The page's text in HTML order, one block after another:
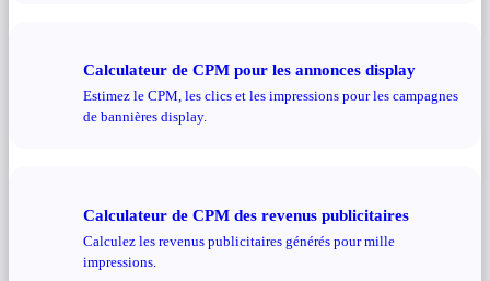
Calculateur de CPM pour les annonces display
Estimez le CPM, les clics et les impressions pour les campagnes
de bannières display.
Calculateur de CPM des revenus publicitaires
Calculez les revenus publicitaires générés pour mille
impressions.